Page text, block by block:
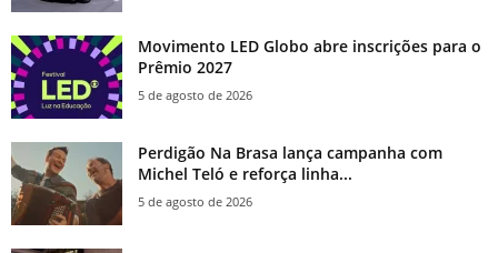
Movimento LED Globo abre inscrições para o
Prêmio 2027
5 de agosto de 2026
Perdigão Na Brasa lança campanha com
Michel Teló e reforça linha...
5 de agosto de 2026